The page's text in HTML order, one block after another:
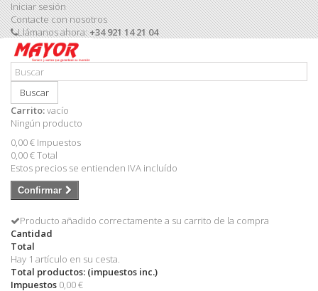
Iniciar sesión
Contacte con nosotros
Llámanos ahora:+34 921 14 21 04
Buscar
Carrito:vacío
Ningún producto
0,00 € Impuestos
0,00 €Total
Estos precios se entienden IVA incluído
Confirmar
Producto añadido correctamente a su carrito de la compra
Cantidad
Total
Hay 1 artículo en su cesta.
Total productos: (impuestos inc.)
Impuestos 0,00 €